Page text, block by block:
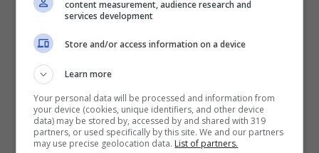
Natale lontano dal Regno Unito sarà
sicuramente unduro colpo per la Regina
Elisabetta. Sua Maestà avrebbe voluto avere
content measurement, audience research and
services development
Store and/or access information on a device
Learn more
Your personal data will be processed and information from
your device (cookies, unique identifiers, and other device
data) may be stored by, accessed by and shared with 319
partners, or used specifically by this site. We and our partners
may use precise geolocation data. List of partners.